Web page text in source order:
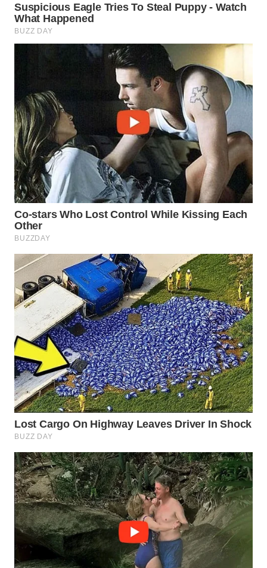
WN
BINJAI
WN
INDRAMAYU
WN
KUNINGAN
WN
MAJALENGKA
WN
WN
SUKABUMI
WN
PURWAKARTA
WN
PRIANGAN
TIMUR
WN
SEMARANG
WN
SOLO
WN
BOROBUDUR
WN